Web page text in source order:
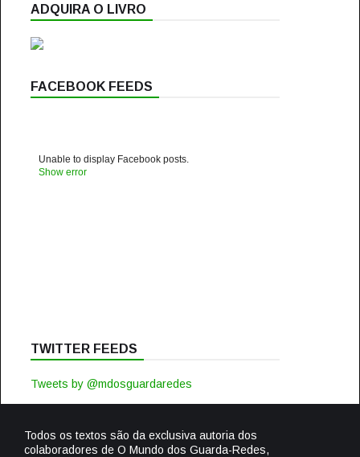
ADQUIRA O LIVRO
FACEBOOK FEEDS
Unable to display Facebook posts.
Show error
TWITTER FEEDS
Tweets by @mdosguardaredes
Todos os textos são da exclusiva autoria dos
colaboradores de O Mundo dos Guarda-Redes,